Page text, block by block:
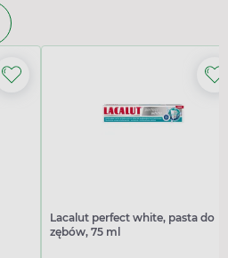
Lacalut perfect white, pasta do
zębów, 75 ml